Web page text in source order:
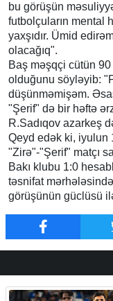
bu görüşün
futbolçuların mental
yaxşıdır. Ümid
olacağıq".
Baş məşqçi cütün 90
olduğunu söyləyib:
düşünməmişəm.
"Şerif" də bir həftə
R.Sadıqov azarkeş
Qeyd edək ki, iyulun
"Zirə"-"Şerif" matçı
Bakı klubu 1:0
təsnifat
görüşünün güclüsü